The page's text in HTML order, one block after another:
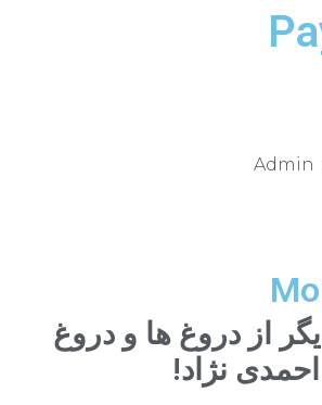
Admin
از دروغ ها و دروغ
نژاد!